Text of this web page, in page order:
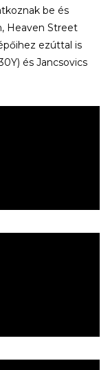
be és
Heaven Street
ezúttal is
és Jancsovics